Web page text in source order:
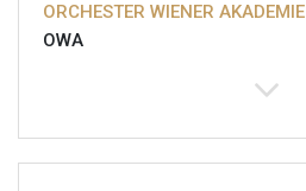
ORCHESTER WIENER AKADEMIE
OWA